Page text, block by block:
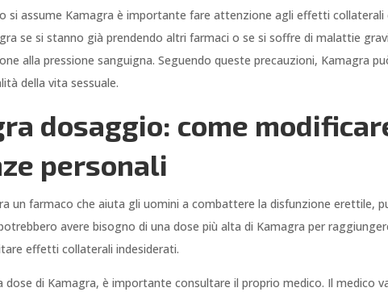
si assume Kamagra è importante fare attenzione agli effetti
se si stanno già prendendo altri farmaci o se si soffre di malattie
alla pressione sanguigna. Seguendo queste precauzioni, Kamagra
della vita sessuale.
dosaggio: come
personali
un farmaco che aiuta gli uomini a combattere la disfunzione erettile,
avere bisogno di una dose più alta di Kamagra per
effetti collaterali indesiderati.
dose di Kamagra, è importante consultare il proprio medico. Il